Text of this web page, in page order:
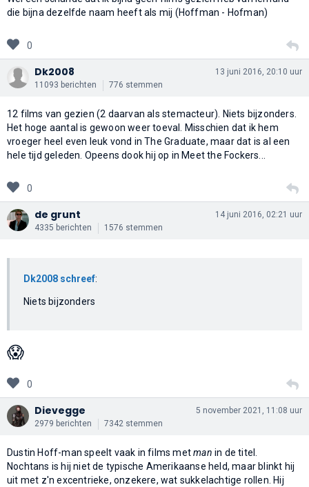
die bijna dezelfde naam heeft als mij (Hoffman - Hofman)
0
Dk2008
11093 berichten 776 stemmen
13 juni 2016, 20:10 uur
12 films van gezien (2 daarvan als stemacteur). Niets bijzonders.
Het hoge aantal is gewoon weer toeval. Misschien dat ik hem
vroeger heel even leuk vond in The Graduate, maar dat is al een
hele tijd geleden. Opeens dook hij op in Meet the Fockers...
0
de grunt
4335 berichten 1576 stemmen
14 juni 2016, 02:21 uur
Dk2008 schreef:
Niets bijzonders
😱
0
Dievegge
2979 berichten 7342 stemmen
5 november 2021, 11:08 uur
Dustin Hoff-man speelt vaak in films metman in de titel.
Nochtans is hij niet de typische Amerikaanse held, maar blinkt hij
uit met z'n excentrieke, onzekere, wat sukkelachtige rollen. Hij